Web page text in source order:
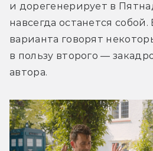
и дорегенерирует в
навсегда останется собой.
варианта говорят
в пользу второго —
автора.